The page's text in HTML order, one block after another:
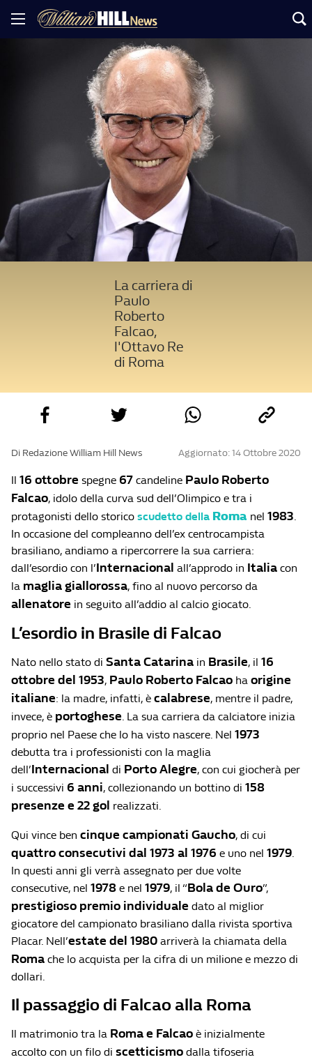
La carriera di
Paulo
Roberto
Falcao,
l'Ottavo Re
di Roma
Di Redazione William Hill News Aggiornato: 14 Ottobre 2020
Il 16 ottobre spegne 67 candeline Paulo Roberto
Falcao, idolo della curva sud dell’Olimpico e tra i
protagonisti dello storico scudetto della Roma nel 1983.
In occasione del compleanno dell’ex centrocampista
brasiliano, andiamo a ripercorrere la sua carriera:
dall’esordio con l’Internacional all’approdo in Italia con
la maglia giallorossa, fino al nuovo percorso da
allenatore in seguito all’addio al calcio giocato.
L’esordio in Brasile di Falcao
Nato nello stato di Santa Catarina in Brasile, il 16
ottobre del 1953, Paulo Roberto Falcao ha origine
italiane: la madre, infatti, è calabrese, mentre il padre,
invece, è portoghese. La sua carriera da calciatore inizia
proprio nel Paese che lo ha visto nascere. Nel 1973
debutta tra i professionisti con la maglia
dell’Internacional di Porto Alegre, con cui giocherà per
i successivi 6 anni, collezionando un bottino di 158
presenze e 22 gol realizzati.
Qui vince ben cinque campionati Gaucho, di cui
quattro consecutivi dal 1973 al 1976 e uno nel 1979.
In questi anni gli verrà assegnato per due volte
consecutive, nel 1978 e nel 1979, il “Bola de Ouro”,
prestigioso premio individuale dato al miglior
giocatore del campionato brasiliano dalla rivista sportiva
Placar. Nell’estate del 1980 arriverà la chiamata della
Roma che lo acquista per la cifra di un milione e mezzo di
dollari.
Il passaggio di Falcao alla Roma
Il matrimonio tra la Roma e Falcao è inizialmente
accolto con un filo di scetticismo dalla tifoseria